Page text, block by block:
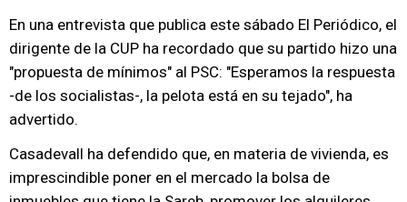
En una entrevista que publica este sábado El Periódico, el
dirigente de la CUP ha recordado que su partido hizo una
"propuesta de mínimos" al PSC: "Esperamos la respuesta
-de los socialistas-, la pelota está en su tejado", ha
advertido.
Casadevall ha defendido que, en materia de vivienda, es
imprescindible poner en el mercado la bolsa de